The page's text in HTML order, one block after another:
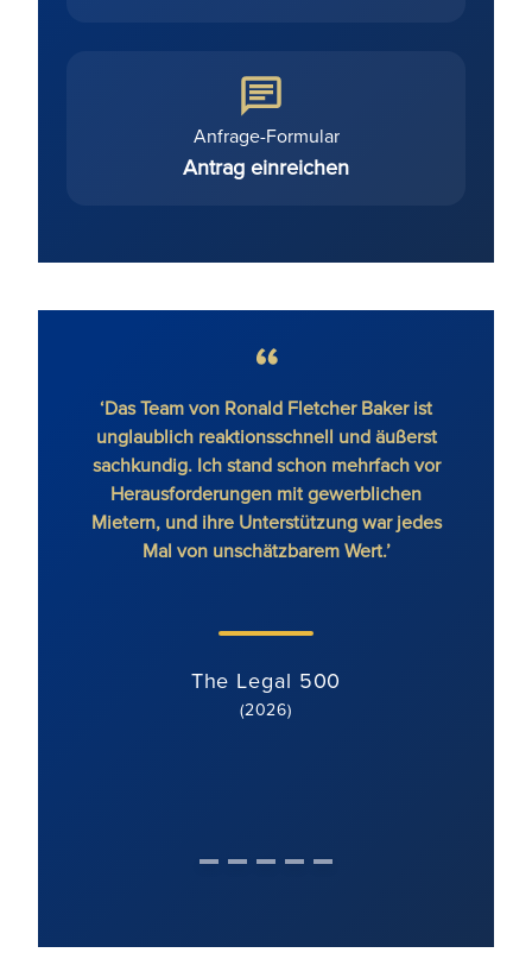
Anfrage-Formular
Antrag einreichen
‘Das Team von Ronald Fletcher Baker ist
unglaublich reaktionsschnell und äußerst
sachkundig. Ich stand schon mehrfach vor
Herausforderungen mit gewerblichen
Mietern, und ihre Unterstützung war jedes
Mal von unschätzbarem Wert.’
The Legal 500
(2026)